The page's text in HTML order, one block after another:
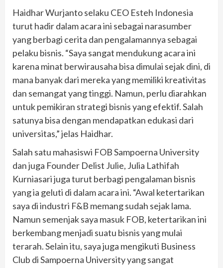
Haidhar Wurjanto selaku CEO Esteh Indonesia
turut hadir dalam acara ini sebagai narasumber
yang berbagi cerita dan pengalamannya sebagai
pelaku bisnis. “Saya sangat mendukung acara ini
karena minat berwirausaha bisa dimulai sejak dini, di
mana banyak dari mereka yang memiliki kreativitas
dan semangat yang tinggi. Namun, perlu diarahkan
untuk pemikiran strategi bisnis yang efektif. Salah
satunya bisa dengan mendapatkan edukasi dari
universitas,” jelas Haidhar.
Salah satu mahasiswi FOB Sampoerna University
dan juga Founder Delist Julie, Julia Lathifah
Kurniasari juga turut berbagi pengalaman bisnis
yang ia geluti di dalam acara ini. “Awal ketertarikan
saya di industri F&B memang sudah sejak lama.
Namun semenjak saya masuk FOB, ketertarikan ini
berkembang menjadi suatu bisnis yang mulai
terarah. Selain itu, saya juga mengikuti Business
Club di Sampoerna University yang sangat